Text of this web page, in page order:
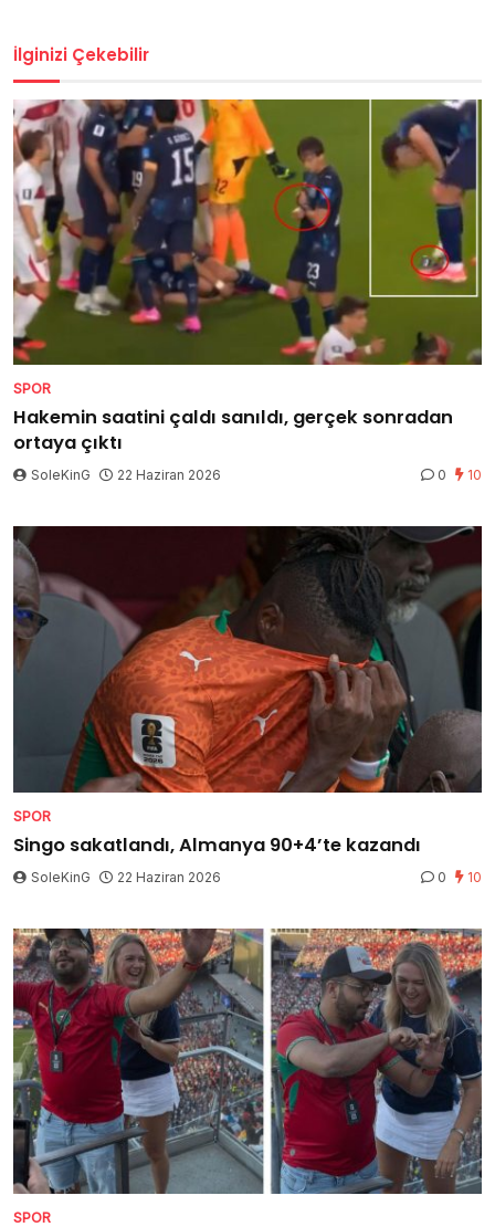
İlginizi Çekebilir
SPOR
Hakemin saatini çaldı sanıldı, gerçek sonradan
ortaya çıktı
SoleKinG 22 Haziran 2026 0 10
SPOR
Singo sakatlandı, Almanya 90+4’te kazandı
SoleKinG 22 Haziran 2026 0 10
SPOR